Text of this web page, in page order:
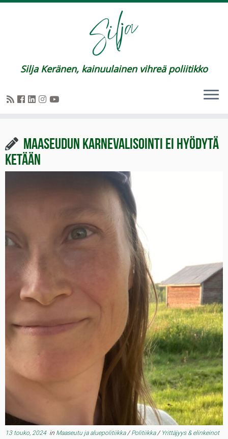
Silja Keränen, kainuulainen vihreä poliitikko
Maaseudun karnevalisointi ei hyödytä
ketään
13 touko, 2024in Maaseutu ja aluepolitiikka/Politiikka/ Yrittäjyys & elinkeinot